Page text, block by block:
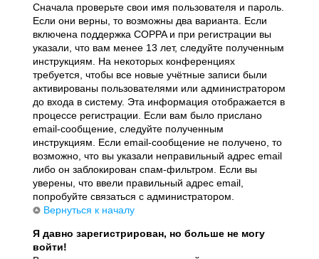
Сначала проверьте свои имя пользователя и пароль.
Если они верны, то возможны два варианта. Если
включена поддержка COPPA и при регистрации вы
указали, что вам менее 13 лет, следуйте полученным
инструкциям. На некоторых конференциях
требуется, чтобы все новые учётные записи были
активированы пользователями или администратором
до входа в систему. Эта информация отображается в
процессе регистрации. Если вам было прислано
email-сообщение, следуйте полученным
инструкциям. Если email-сообщение не получено, то
возможно, что вы указали неправильный адрес email
либо он заблокирован спам-фильтром. Если вы
уверены, что ввели правильный адрес email,
попробуйте связаться с администратором.
Вернуться к началу
Я давно зарегистрирован, но больше не могу
войти!